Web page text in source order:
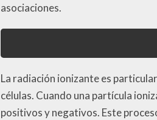
asociaciones.
La radiación ionizante es
células. Cuando una partícula
positivos y negativos. Este